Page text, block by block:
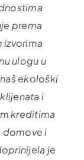
prema
izvorima
ulogu u
ekološki
i
kreditima
domove i
je